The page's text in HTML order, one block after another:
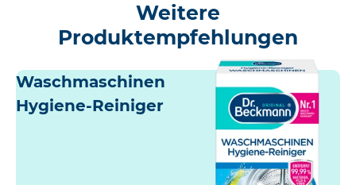
Weitere
Produktempfehlungen
Waschmaschinen
Hygiene-Reiniger